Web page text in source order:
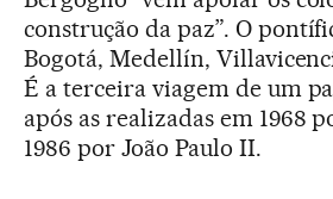
construção da paz”. O
Bogotá, Medellín,
É a terceira viagem de um
após as realizadas em 1968
1986 por João Paulo II.